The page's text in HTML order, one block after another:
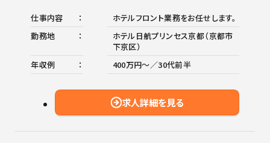
仕事内容
ホテルフロント業務をお任せします。
勤務地
ホテル日航プリンセス京都（京都市
下京区）
年収例
400万円～／30代前半
求人詳細を見る